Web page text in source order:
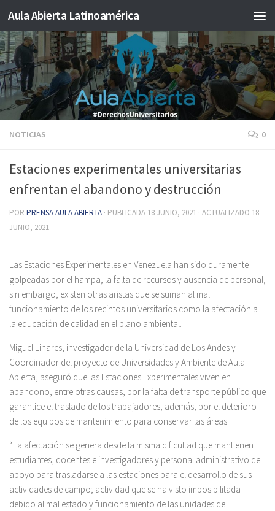
Saltar al contenido
Aula Abierta Latinoamérica
NOTICIAS 0
Estaciones experimentales universitarias
enfrentan el abandono y destrucción
POR PRENSA AULA ABIERTA · PUBLICADA 18 JUNIO, 2021 · ACTUALIZADO 18
JUNIO, 2021
Las Estaciones Experimentales en Venezuela han sido duramente
golpeadas por el hampa, la falta de recursos y ausencia de personal,
sin embargo, existen otras aristas que se suman al mal
funcionamiento de los recintos universitarios como la afectación a
la educación de calidad en el plano ambiental.
Miguel Linares, investigador de la Universidad de Los Andes y
Coordinador del proyecto de Universidades y Ambiente de Aula
Abierta, aseguró que las Estaciones Experimentales viven en
abandono, entre otras causas, por la falta de transporte público que
garantice el traslado de los trabajadores, además, por el deterioro
de los equipos de mantenimiento para conservar las áreas.
“La afectación se genera desde la misma dificultad que mantienen
estudiantes, docentes e investigadores y personal administrativo de
apoyo para trasladarse a las estaciones para el desarrollo de sus
actividades de campo; actividad que se ha visto imposibilitada
debido al mal estado y funcionamiento de las unidades de